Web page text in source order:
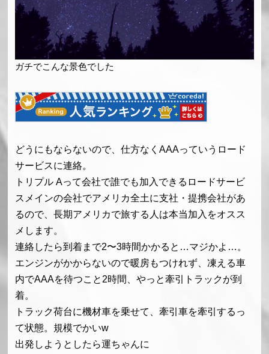
ガチでこんな景色でした
どうにもならないので、仕方なくAAAっていうロード
サービスに連絡。
トリプル Aって会社で誰でも加入できるロードサービ
スメインの会社でアメリカ全土に支社・提携会社があ
るので、長期アメリカで旅する人は本当加入をオスス
メします。
連絡したら到着まで2〜3時間かかると…マジかよ…。
エンジンがかからないので暖房もつけれず、凍える車
内でAAAを待つこと2時間、やっと牽引トラックが到
着。
トラック荷台に機材車を乗せて、牽引車を牽引するっ
て状態。規模でかいw
出発しようとしたら運ちゃんに